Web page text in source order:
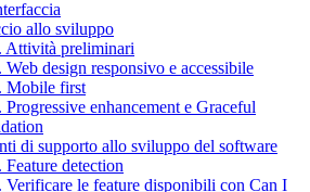
allo sviluppo
Attività preliminari
Web design responsivo e accessibile
Mobile first
Progressive enhancement e Graceful
di supporto allo sviluppo del software
Feature detection
Verificare le feature disponibili con Can I